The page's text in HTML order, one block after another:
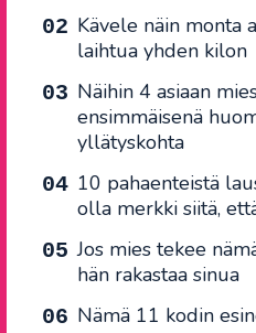
Kävele näin monta
laihtua yhden kilon
Näihin 4 asiaan
ensimmäisenä
yllätyskohta
10 pahaenteistä
olla merkki siitä,
Jos mies tekee
hän rakastaa sinua
Nämä 11 kodin